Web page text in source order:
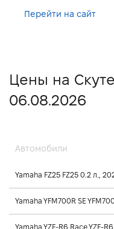
Перейти на сайт
Цены на
06.08.2026
Автомобили